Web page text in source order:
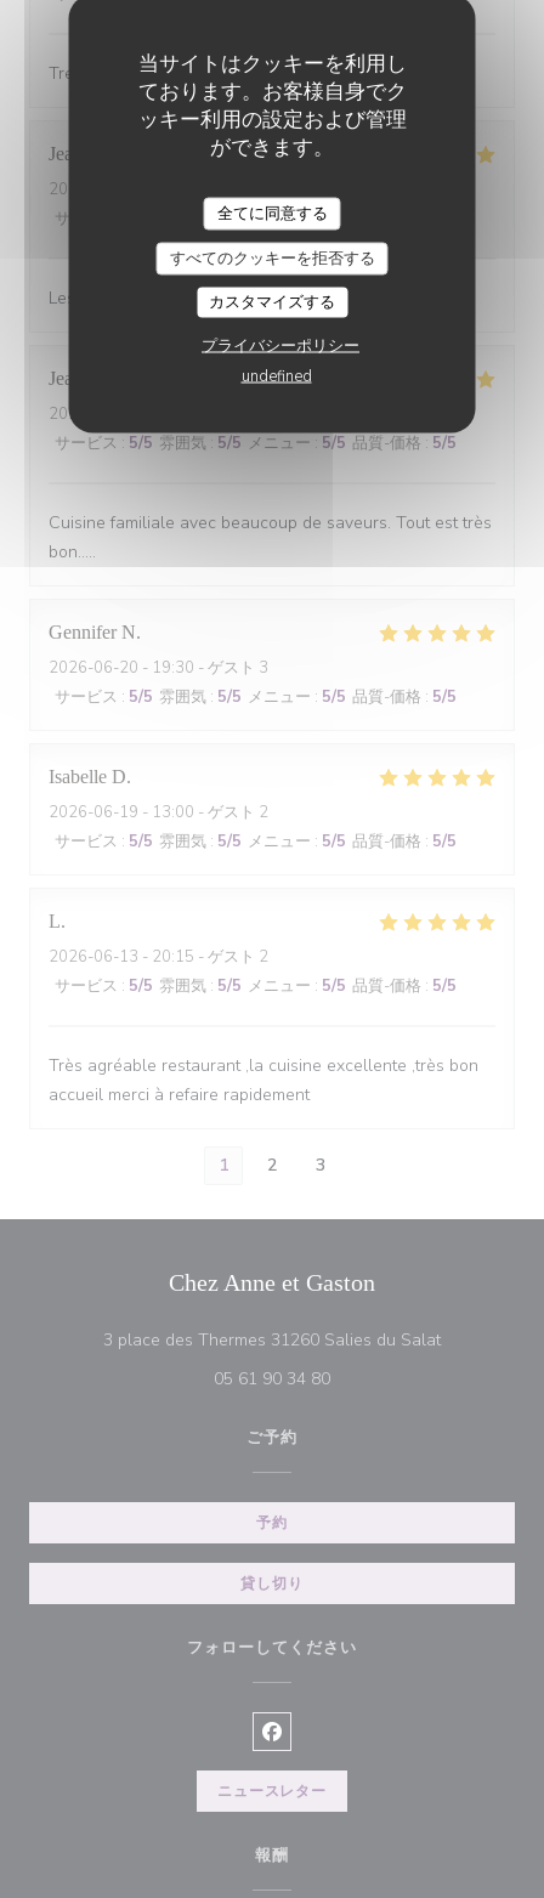
当サイトはクッキーを利用し
ております。お客様自身でク
ッキー利用の設定および管理
ができます。
全てに同意する
すべてのクッキーを拒否する
カスタマイズする
プライバシーポリシー
undefined
Tres bonne cuisine et accueil exellent.
Jean marc
2026-07-08
サービス
5/5 メニュー:5
Les gambas….excellent 5 étoiles et copieux top
Jean-Pierre
2026-07-07
サービス : 5/5 雰囲気 : 5/5 メニュー : 5/5 品質-価格 : 5/5
Cuisine familiale avec beaucoup de saveurs. Tout est très
bon.....
Gennifer N
2026-06-20 - 19:30 - ゲスト 3
サービス : 5/5 雰囲気 : 5/5 メニュー : 5/5 品質-価格 : 5/5
Isabelle D
2026-06-19 - 13:00 - ゲスト 2
サービス : 5/5 雰囲気 : 5/5 メニュー : 5/5 品質-価格 : 5/5
L
2026-06-13 - 20:15 - ゲスト 2
サービス : 5/5 雰囲気 : 5/5 メニュー : 5/5 品質-価格 : 5/5
Très agréable restaurant ,la cuisine excellente ,très bon
accueil merci à refaire rapidement
1 2 3
Chez Anne et Gaston
3 place des Thermes 31260 Salies du Salat((新しいウィ
05 61 90 34 80
ご予約
予約
貸し切り
フォローしてください
Facebook ((新しいウィンドウ
ニュースレター
報酬
CHEZ ANNE ET GASTON